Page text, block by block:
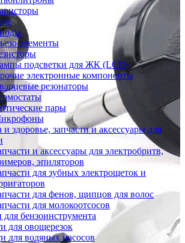
элементы
подсветки для ЖК (LCD)
электронные компоненты
резонаторы
пары
и здоровье, запчасти и аксессуары для
и аксессуары для электробритв,
эпиляторов
для зубных электрощеток и
для фенов, щипцов для волос
для молокоотсосов
для бензоинструмента
для овощерезок
для водяных насосов